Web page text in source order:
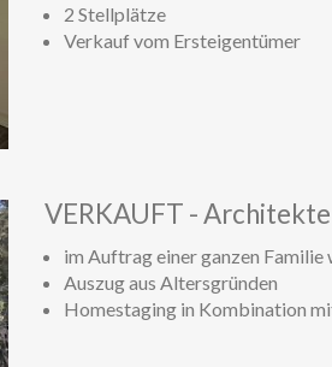
2 Stellplätze
Verkauf vom Ersteigentümer
VERKAUFT -
im Auftrag einer ganzen
Auszug aus Altersgründen
Homestaging in Kombination